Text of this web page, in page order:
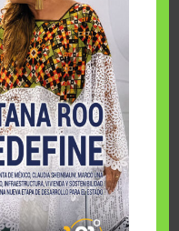
México unieron
de una …